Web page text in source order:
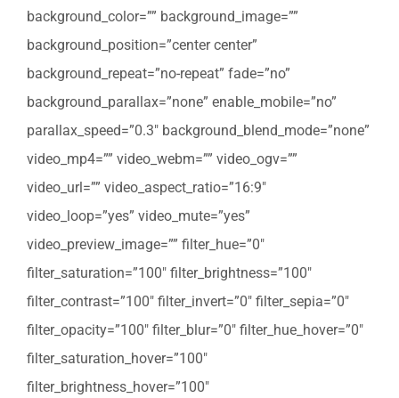
background_color=”” background_image=””
background_position=”center center”
background_repeat=”no-repeat” fade=”no”
background_parallax=”none” enable_mobile=”no”
parallax_speed=”0.3″ background_blend_mode=”none”
video_mp4=”” video_webm=”” video_ogv=””
video_url=”” video_aspect_ratio=”16:9″
video_loop=”yes” video_mute=”yes”
video_preview_image=”” filter_hue=”0″
filter_saturation=”100″ filter_brightness=”100″
filter_contrast=”100″ filter_invert=”0″ filter_sepia=”0″
filter_opacity=”100″ filter_blur=”0″ filter_hue_hover=”0″
filter_saturation_hover=”100″
filter_brightness_hover=”100″